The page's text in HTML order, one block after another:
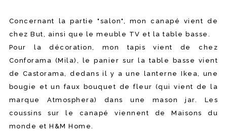
Concernant la partie "salon", mon canapé vient de
chez But, ainsi que le meuble TV et la table basse.
Pour la décoration, mon tapis vient de chez
Conforama (Mila), le panier sur la table basse vient
de Castorama, dedans il y a une lanterne Ikea, une
bougie et un faux bouquet de fleur (qui vient de la
marque Atmosphera) dans une mason jar. Les
coussins sur le canapé viennent de Maisons du
monde et H&M Home.